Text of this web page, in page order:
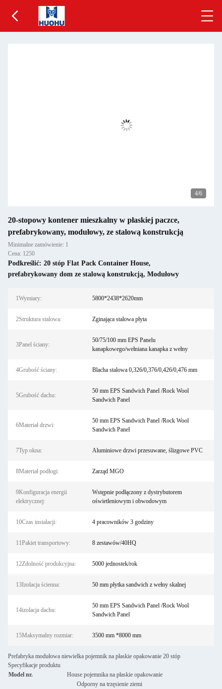
5/6
20-stopowy kontener mieszkalny w płaskiej paczce,
prefabrykowany, modułowy, ze stalową konstrukcją
Minimalne zamówienie: 1
Cena: 1250
Podkreślić: 20 stóp Flat Pack Container House,
prefabrykowany dom ze stalową konstrukcją, Modułowy
1Wymiary: 5800*2438*2620mm
2Struktura stalowa: Zginająca stalowa płyta
3Panel ściany:
50/75/100 mm EPS Panelu
kanapkowego/wełniana kanapka z wełny
4Grubość ściany: Blacha stalowa 0,326/0,376/0,426/0,476 mm
5Grubość dachu:
50 mm EPS Sandwich Panel /Rock Wool
Sandwich Panel
6Materiał drzwi:
50 mm EPS Sandwich Panel /Rock Wool
Sandwich Panel
7Typ okna: Aluminiowe drzwi przesuwane, ślizgowe PVC
8Materiał podłogi: Zarząd MGO
9Konfiguracja energii
elektrycznej:
Wstępnie podłączony z dystrybutorem
oświetleniowym i obwodowym
10Czas instalacji: 4 pracowników 3 godziny
11Pakiet transportowy: 8 zestawów/40HQ
12Zdolność produkcyjna: 5000 jednostek/rok
13Izolacja ścienna: 50 mm płytka sandwich z wełny skalnej
14izolacja dachu:
50 mm EPS Sandwich Panel /Rock Wool
Sandwich Panel
15Maksymalny rozmiar: 3500 mm *8000 mm
Prefabryka modułowa niewielka pojemnik na płaskie opakowanie 20 stóp
Specyfikacje produktu
Model nr.
House pojemnika na płaskie opakowanie
Odporny na trzęsienie ziemi